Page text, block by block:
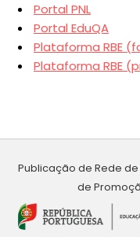
Portal PNL
Portal EduQA
Plataforma RBE
Plataforma RBE
Publicação de Rede
de